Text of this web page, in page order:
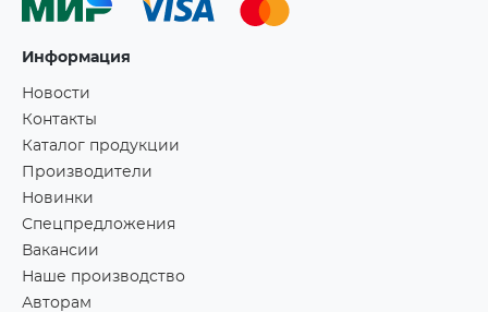
Информация
Новости
Контакты
Каталог продукции
Производители
Новинки
Спецпредложения
Вакансии
Наше производство
Авторам